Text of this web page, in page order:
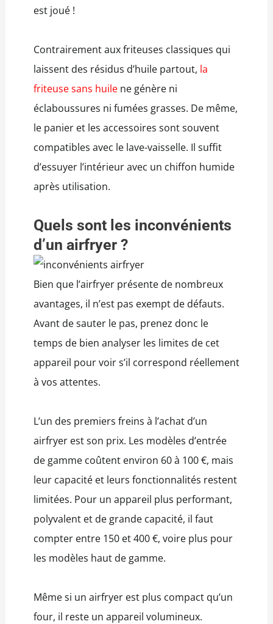
est joué !
Contrairement aux friteuses classiques qui
laissent des résidus d’huile partout, la
friteuse sans huilene génère ni
éclaboussures ni fumées grasses. De même,
le panier et les accessoires sont souvent
compatibles avec le lave-vaisselle. Il suffit
d’essuyer l’intérieur avec un chiffon humide
après utilisation.
Quels sont les inconvénients
d’un airfryer ?
Bien que l’airfryer présente de nombreux
avantages, il n’est pas exempt de défauts.
Avant de sauter le pas, prenez donc le
temps de bien analyser les limites de cet
appareil pour voir s’il correspond réellement
à vos attentes.
L’un des premiers freins à l’achat d’un
airfryer est son prix. Les modèles d’entrée
de gamme coûtent environ 60 à 100 €, mais
leur capacité et leurs fonctionnalités restent
limitées. Pour un appareil plus performant,
polyvalent et de grande capacité, il faut
compter entre 150 et 400 €, voire plus pour
les modèles haut de gamme.
Même si un airfryer est plus compact qu’un
four, il reste un appareil volumineux.